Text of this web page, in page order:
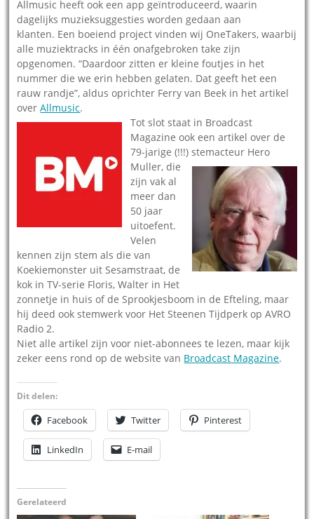
Allmusic heeft ook een app geïntroduceerd, waarin
dagelijks muzieksuggesties worden gedaan aan
klanten. Een boeiend project vinden wij OneTakers, waarbij
alle muziektracks in één onafgebroken take zijn
opgenomen. “Daardoor zitten er kleine foutjes in het
nummer die we erin hebben gelaten. Dat geeft het een
rauw randje”, aldus oprichter Ferry van Beek in het artikel
overAllmusic.
Tot slot staat in Broadcast
Magazine ook een artikel over de
79-jarige (!!!) stemacteur Hero
Muller, die
zijn vak al
meer dan
50 jaar
uitoefent.
Velen
kennen zijn stem als die van
Koekiemonster uit Sesamstraat, de
kok in TV-serie Floris, Walter in Het
zonnetje in huis of de Sprookjesboom in de Efteling, maar
hij deed ook stemwerk voor Het Steenen Tijdperk op AVRO
Radio 2.
Niet alle artikel zijn voor niet-abonnees te lezen, maar kijk
zeker eens rond op de website van Broadcast Magazine.
Dit delen:
Facebook Twitter Pinterest
LinkedIn E-mail
Gerelateerd